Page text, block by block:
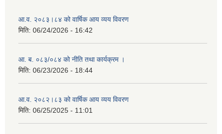
आ.व. २०८३।८४ को वार्षिक आय व्यय विवरण
मिति: 06/24/2026 - 16:42
आ. ब. ०८३/०८४ को नीति तथा कार्यक्रम ।
मिति: 06/23/2026 - 18:44
आ.व. २०८२।८३ को वार्षिक आय व्यय विवरण
मिति: 06/25/2025 - 11:01